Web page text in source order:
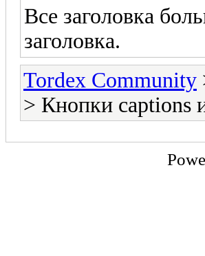
Все заголовка
заголовка.
Tordex Community
> Кнопки captions